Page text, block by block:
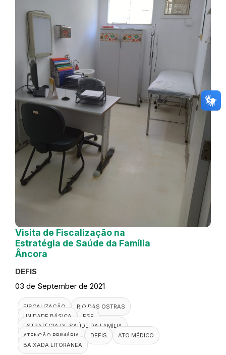
Visita de Fiscalização na
Estratégia de Saúde da Família
Âncora
DEFIS
03 de September de 2021
FISCALIZAÇÃO
RIO DAS OSTRAS
UNIDADE BÁSICA
ESF
ESTRATÉGIA DE SAÚDE DA FAMÍLIA
ATENÇÃO PRIMÁRIA
DEFIS
ATO MÉDICO
BAIXADA LITORÂNEA